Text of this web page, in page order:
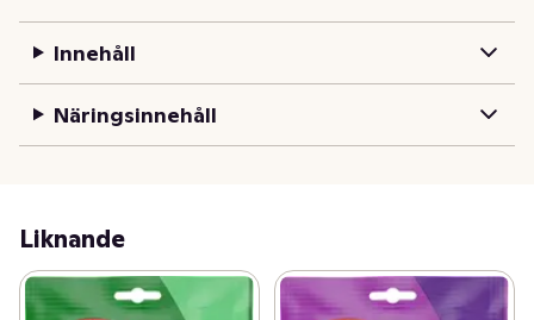
Innehåll
Näringsinnehåll
Liknande